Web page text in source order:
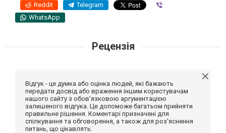
Reddit Telegram
WhatsApp
Рецензія
Відгук - це думка або оцінка людей, які бажають
передати досвід або враження іншим користувачам
нашого сайту з обов'язковою аргументацією
залишеного відгука. Це допоможе багатьом прийняти
правильне рішення. Коментарі призначені для
спілкування та обговорення, а також для роз'яснення
питань, що цікавлять.